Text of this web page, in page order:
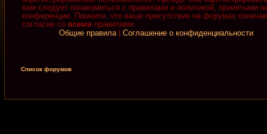
вам следует ознакомиться с правилами и политикой, принятыми
конференции. Помните, что ваше присутствие на форумах
согласие со всеми правилами.
Общие правила| Соглашение о конфиденциальности
Список форумов